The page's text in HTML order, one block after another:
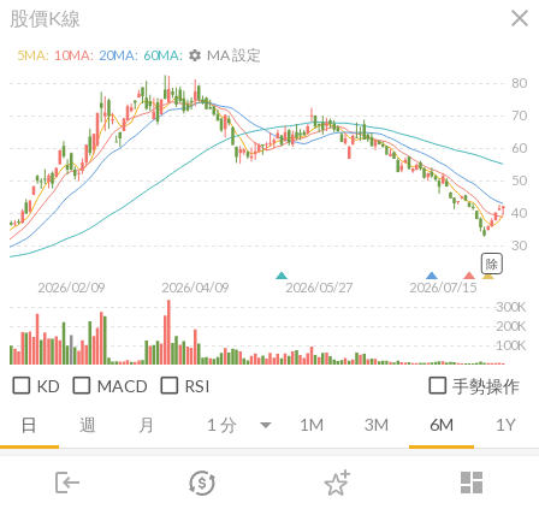
login dashboard
市場 登入
股價K線 close
日 週 月 1M 3M 6M 1Y
2026/02/09 2026/04/09 2026/05/27 2026/07/15
30
40
50
60
70
80
100K
200K
300K
5MA: 10MA: 20MA: 60MA: settings MA 設定
除
KD MACD RSI 手勢操作
推薦卡片 技術面 消息面 財務報